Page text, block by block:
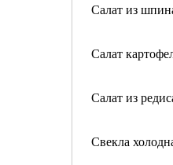
Салат из
Салат
Салат из
Свекла